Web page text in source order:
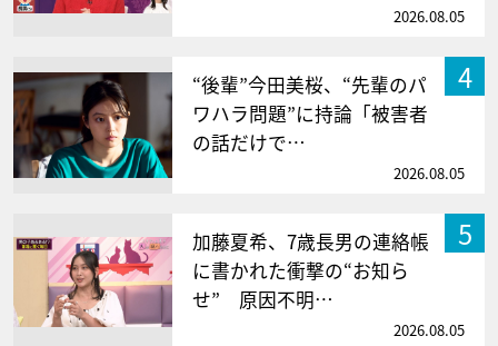
2026.08.05
4
“後輩”今田美桜、“先輩のパ
ワハラ問題”に持論「被害者
の話だけで…
2026.08.05
5
加藤夏希、7歳長男の連絡帳
に書かれた衝撃の“お知ら
せ” 原因不明…
2026.08.05